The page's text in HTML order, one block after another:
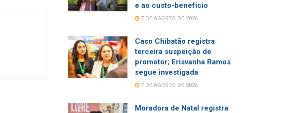
e ao custo-benefício
7 DE AGOSTO DE 2026
Caso Chibatão registra
terceira suspeição de
promotor; Erisvanha Ramos
segue investigada
7 DE AGOSTO DE 2026
Moradora de Natal registra